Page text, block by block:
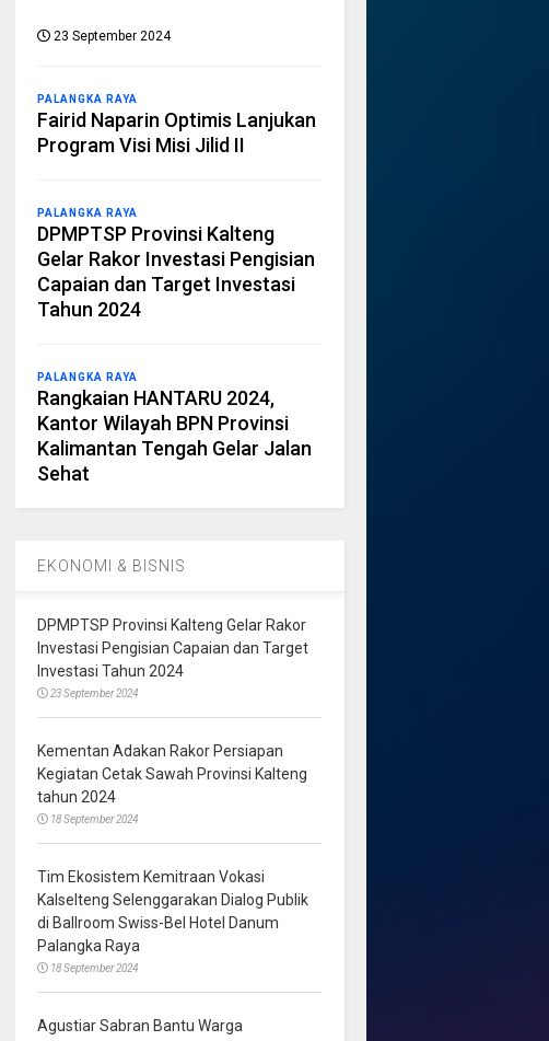
23 September 2024
PALANGKA RAYA
Fairid Naparin Optimis Lanjukan
Program Visi Misi Jilid II
PALANGKA RAYA
DPMPTSP Provinsi Kalteng
Gelar Rakor Investasi Pengisian
Capaian dan Target Investasi
Tahun 2024
PALANGKA RAYA
Rangkaian HANTARU 2024,
Kantor Wilayah BPN Provinsi
Kalimantan Tengah Gelar Jalan
Sehat
EKONOMI & BISNIS
DPMPTSP Provinsi Kalteng Gelar Rakor
Investasi Pengisian Capaian dan Target
Investasi Tahun 2024
23 September 2024
Kementan Adakan Rakor Persiapan
Kegiatan Cetak Sawah Provinsi Kalteng
tahun 2024
18 September 2024
Tim Ekosistem Kemitraan Vokasi
Kalselteng Selenggarakan Dialog Publik
di Ballroom Swiss-Bel Hotel Danum
Palangka Raya
18 September 2024
Agustiar Sabran Bantu Warga